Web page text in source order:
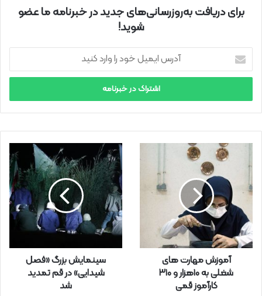
برای دریافت به‌روزرسانی‌های جدید در خبرنامه ما عضو
شوید!
ر
ا
ی
خ
د
و
ا
ر
آموزش مهارت های
شغلی به 10هزار و ۳۱۰
کارآموز قمی
سینمایش بزرگ «فصل
شیدایی» در قم تمدید
شد